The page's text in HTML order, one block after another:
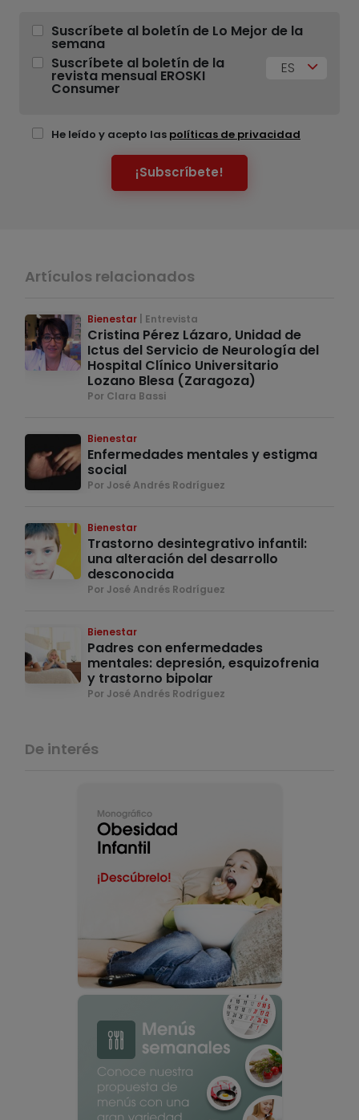
Suscríbete al boletín de Lo Mejor de la
semana
Suscríbete al boletín de la
revista mensual EROSKI
Consumer
ES
He leído y acepto las políticas de privacidad
¡Subscríbete!
Artículos relacionados
Bienestar Entrevista
Cristina Pérez Lázaro, Unidad de
Ictus del Servicio de Neurología del
Hospital Clínico Universitario
Lozano Blesa (Zaragoza)
Por Clara Bassi
Bienestar
Enfermedades mentales y estigma
social
Por José Andrés Rodríguez
Bienestar
Trastorno desintegrativo infantil:
una alteración del desarrollo
desconocida
Por José Andrés Rodríguez
Bienestar
Padres con enfermedades
mentales: depresión, esquizofrenia
y trastorno bipolar
Por José Andrés Rodríguez
De interés